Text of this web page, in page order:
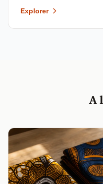
Explorer
A